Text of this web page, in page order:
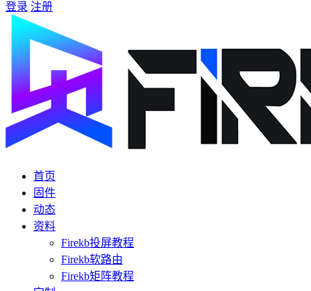
登录 注册
首页
固件
动态
资料
Firekb投屏教程
Firekb软路由
Firekb矩阵教程